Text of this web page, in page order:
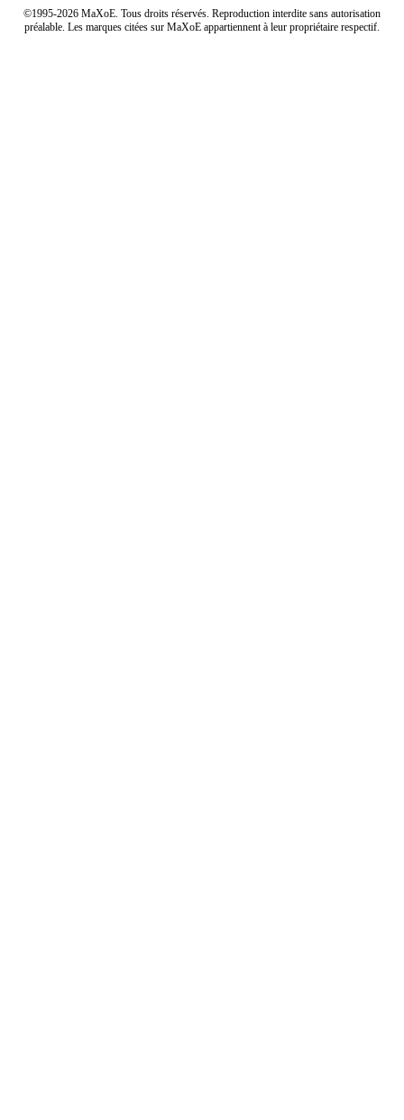
©1995-2026 MaXoE. Tous droits réservés. Reproduction interdite sans autorisation
préalable. Les marques citées sur MaXoE appartiennent à leur propriétaire respectif.